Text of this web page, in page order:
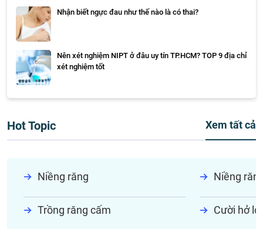
Nhận biết ngực đau như thế nào là có thai?
Nên xét nghiệm NIPT ở đâu uy tín TP.HCM? TOP 9 địa chỉ
xét nghiệm tốt
Hot Topic Xem tất cả
Niềng răng Niềng
Trồng răng cấm Cười hở lợi